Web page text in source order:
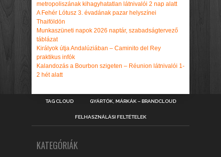
metropoliszának kihagyhatatlan látnivalói 2 nap alatt
A Fehér Lótusz 3. évadának pazar helyszínei
Thaiföldön
Munkaszüneti napok 2026 naptár, szabadságtervező
táblázat
Királyok útja Andalúziában – Caminito del Rey
praktikus infók
Kalandozás a Bourbon szigeten – Réunion látnivalói 1-
2 hét alatt
TAG CLOUD GYÁRTÓK, MÁRKÁK – BRANDCLOUD
FELHASZNÁLÁSI FELTÉTELEK
KATEGÓRIÁK